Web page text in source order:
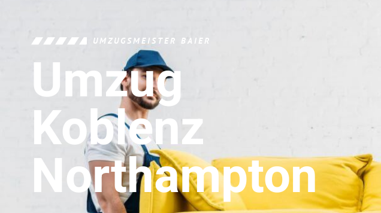
UMZUGSMEISTER BAIER
Umzug
Koblenz
Northampton